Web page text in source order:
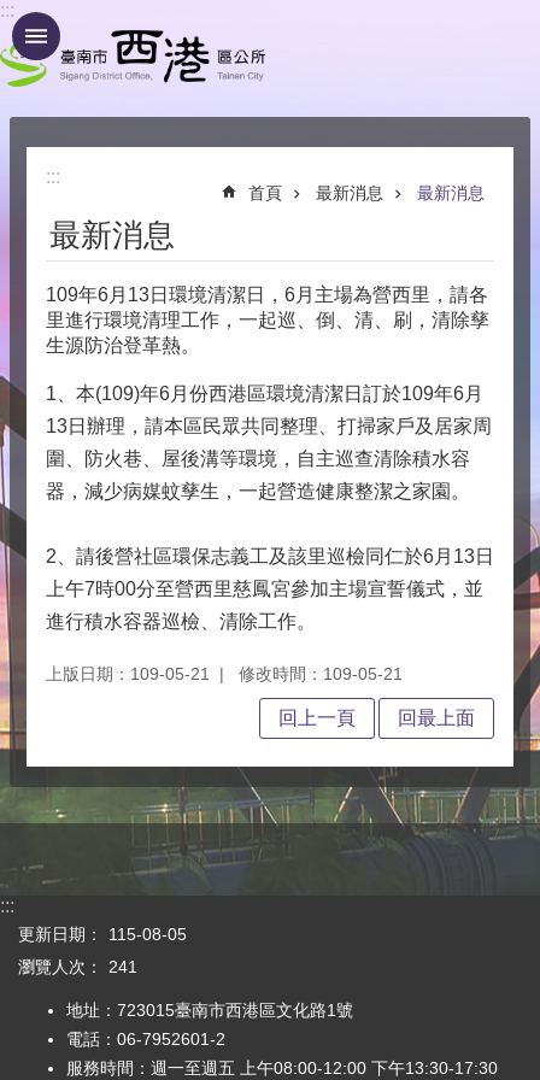
跳到主要內容區塊
:::
:::
首頁 最新消息 最新消息
最新消息
109年6月13日環境清潔日，6月主場為營西里，請各
里進行環境清理工作，一起巡、倒、清、刷，清除孳
生源防治登革熱。
1、本(109)年6月份西港區環境清潔日訂於109年6月
13日辦理，請本區民眾共同整理、打掃家戶及居家周
圍、防火巷、屋後溝等環境，自主巡查清除積水容
器，減少病媒蚊孳生，一起營造健康整潔之家園。
2、請後營社區環保志義工及該里巡檢同仁於6月13日
上午7時00分至營西里慈鳳宮參加主場宣誓儀式，並
進行積水容器巡檢、清除工作。
上版日期：109-05-21 修改時間：109-05-21
回上一頁 回最上面
:::
更新日期：
115-08-05
瀏覽人次：
241
地址：723015臺南市西港區文化路1號
電話：06-7952601-2
服務時間：週一至週五 上午08:00-12:00 下午13:30-17:30